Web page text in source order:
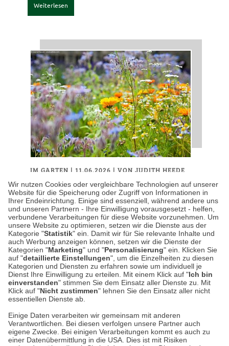
Wir nutzen Cookies oder vergleichbare Technologien auf unserer
Website für die Speicherung oder Zugriff von Informationen in
Ihrer Endeinrichtung. Einige sind essenziell, während andere uns
und unseren Partnern - Ihre Einwilligung vorausgesetzt - helfen,
verbundene Verarbeitungen für diese Website vorzunehmen. Um
unsere Website zu optimieren, setzen wir die Dienste aus der
Kategorie "Statistik" ein. Damit wir für Sie relevante Inhalte und
auch Werbung anzeigen können, setzen wir die Dienste der
Kategorien "Marketing" und "Personalisierung" ein. Klicken Sie
auf "detaillierte Einstellungen", um die Einzelheiten zu diesen
Kategorien und Diensten zu erfahren sowie um individuell je
Dienst Ihre Einwilligung zu erteilen. Mit einem Klick auf "Ich bin
einverstanden" stimmen Sie dem Einsatz aller Dienste zu. Mit
Klick auf "Nicht zustimmen" lehnen Sie den Einsatz aller nicht
essentiellen Dienste ab.
Einige Daten verarbeiten wir gemeinsam mit anderen
Verantwortlichen. Bei diesen verfolgen unsere Partner auch
eigene Zwecke. Bei einigen Verarbeitungen kommt es auch zu
einer Datenübermittlung in die USA. Dies ist mit Risiken
Weiterlesen
IM GARTEN | 11.06.2026 |VON JUDITH HEEDE
Chelsea Flower Show –
Diese Gartentrends prägen
den Sommer 2026
Lavendel neben Wildgras, rostfarbene
Terrakottatöpfe neben alten Steinmauern,
dazwischen summen Bienen über locker
bepflanzten Beeten. Vom 19. bis zum…
Weiterlesen